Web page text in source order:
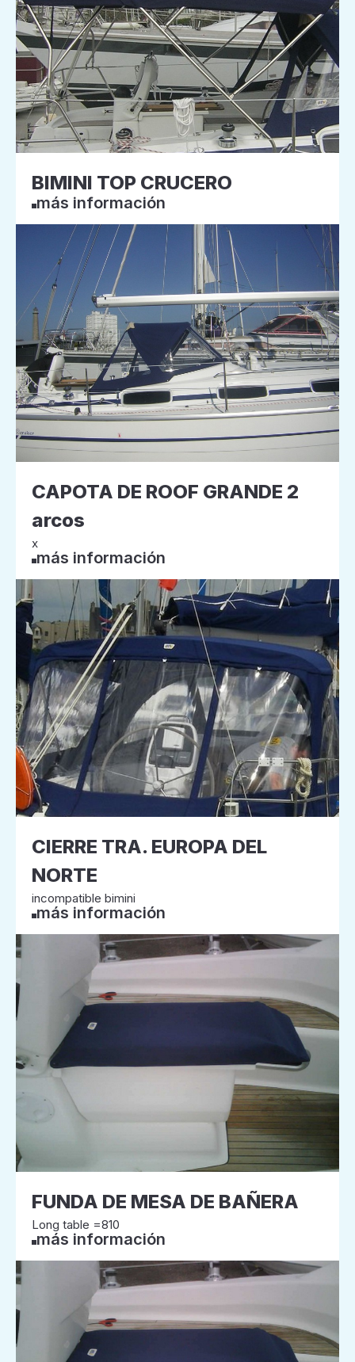
BIMINI TOP CRUCERO
más información
CAPOTA DE ROOF GRANDE 2
arcos
x
más información
CIERRE TRA. EUROPA DEL
NORTE
incompatible bimini
más información
FUNDA DE MESA DE BAÑERA
Long table =810
más información